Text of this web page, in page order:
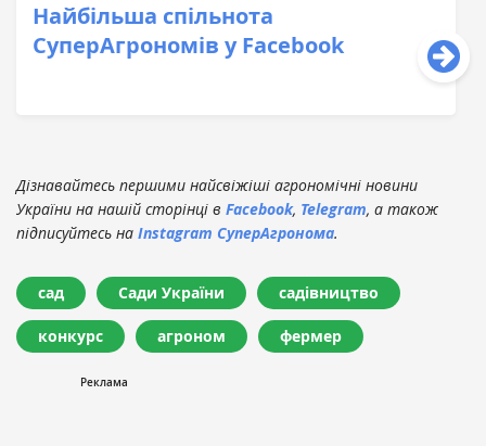
Найбільша спільнота
СуперАгрономів у Facebook
Дізнавайтесь першими найсвіжіші агрономічні новини
України на нашій сторінці в Facebook, Telegram, а також
підписуйтесь на Instagram СуперАгронома.
сад Сади України садівництво
конкурс агроном фермер